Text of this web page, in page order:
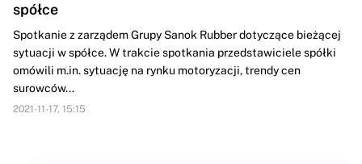
spółce
Spotkanie z zarządem Grupy Sanok Rubber dotyczące bieżącej
sytuacji w spółce. W trakcie spotkania przedstawiciele spółki
omówili m.in. sytuację na rynku motoryzacji, trendy cen
surowców...
2021-11-17, 15:15